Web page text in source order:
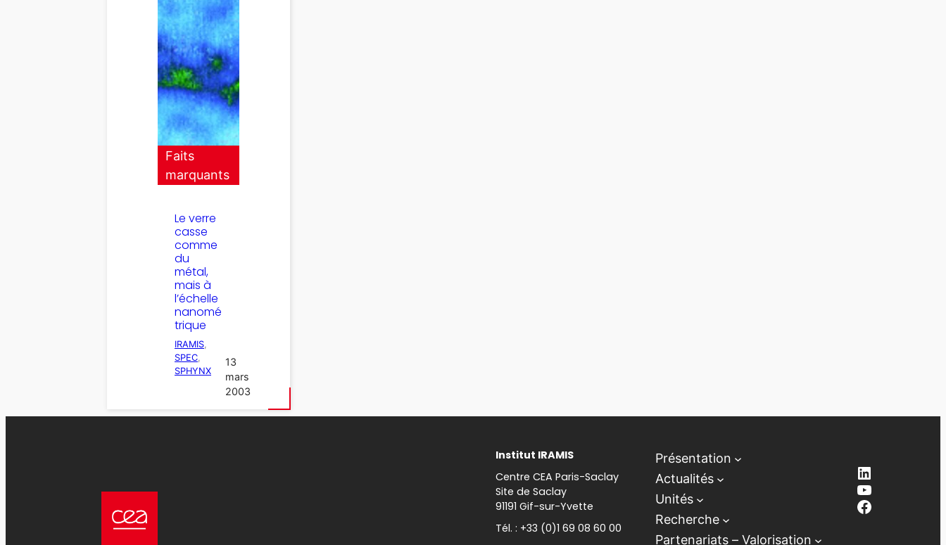
Faits
marquants
Le verre
casse
comme
du
métal,
mais à
l’échelle
nanomé
trique
IRAMIS
SPEC
SPHYNX
13
mars
2003
Institut IRAMIS
Centre CEA Paris-Saclay
Site de Saclay
91191 Gif-sur-Yvette
Tél. : +33 (0)1 69 08 60 00
Présentation
Actualités
Unités
Recherche
Partenariats – Valorisation
LinkedIn
YouTube
Facebook